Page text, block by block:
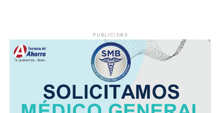
Dulce María Alducin Vallejo, habitante de la comunidad,
explicó que la petición fue presentada ante las
autoridades municipales y que, tras las gestiones
realizadas en conjunto con Hidrosistema, fue posible
concretar la obra que hoy permite mejorar el
suministro.
PUBLICIDAD